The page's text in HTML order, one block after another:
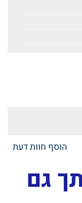
הוסף חוות דעת
גם